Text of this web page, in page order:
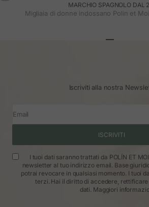
MARCHIO SPAGNOLO DAL
Migliaia di donne indossano Polin et
Iscriviti alla nostra
Email
ISCRIVITI
I tuoi dati saranno trattati da POLÍN ET
newsletter al tuo indirizzo email. Base
potrai revocare in qualsiasi momento. I tuoi
terzi. Hai il diritto di accedere,
dati. Maggiori